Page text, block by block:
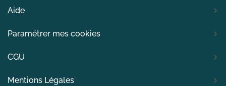
Aide
Paramétrer mes cookies
CGU
Mentions Légales